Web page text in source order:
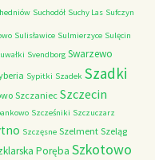
Suchodół Suchy Las Sufczyn
Sulisławice Sulmierzyce Sulęcin
Svendborg Swarzewo
Sypitki Szadek Szadki
Szczaniec Szczecin
Szcześniki Szczuczarz
Szczęsne Szelment Szeląg
Poręba Szkotowo